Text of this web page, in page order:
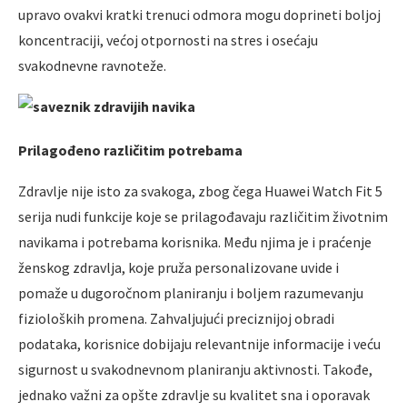
upravo ovakvi kratki trenuci odmora mogu doprineti boljoj
koncentraciji, većoj otpornosti na stres i osećaju
svakodnevne ravnoteže.
Prilagođeno različitim potrebama
Zdravlje nije isto za svakoga, zbog čega Huawei Watch Fit 5
serija nudi funkcije koje se prilagođavaju različitim životnim
navikama i potrebama korisnika. Među njima je i praćenje
ženskog zdravlja, koje pruža personalizovane uvide i
pomaže u dugoročnom planiranju i boljem razumevanju
fizioloških promena. Zahvaljujući preciznijoj obradi
podataka, korisnice dobijaju relevantnije informacije i veću
sigurnost u svakodnevnom planiranju aktivnosti. Takođe,
jednako važni za opšte zdravlje su kvalitet sna i oporavak